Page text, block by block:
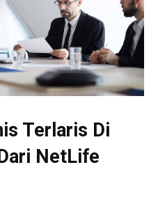
Terlaris Di
NetLife